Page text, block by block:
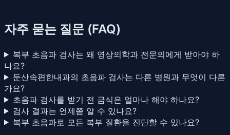
자주 묻는 질문 (FAQ)
복부 초음파 검사는 왜 영상의학과 전문의에게 받아야 하
나요?
둔산속편한내과의 초음파 검사는 다른 병원과 무엇이 다른
가요?
초음파 검사를 받기 전 금식은 얼마나 해야 하나요?
검사 결과는 언제쯤 알 수 있나요?
복부 초음파로 모든 복부 질환을 진단할 수 있나요?